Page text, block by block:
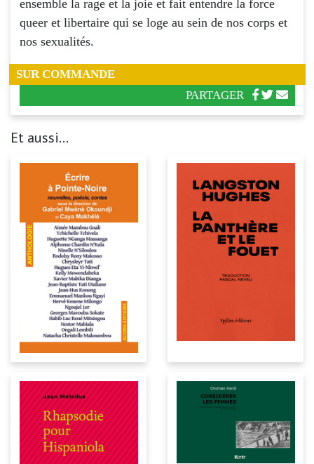
ensemble la rage et la joie et fait entendre la force
queer et libertaire qui se loge au sein de nos corps et
nos sexualités.
SUR COMMANDE
PARTAGER
Et aussi...